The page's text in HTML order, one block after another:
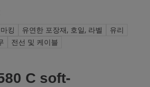
킹 유연한 포장재, 호일, 라벨
유리
전선 및 케이블
C soft-